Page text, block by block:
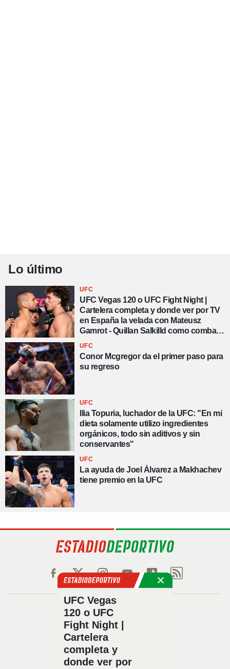
Lo último
UFC
UFC Vegas 120 o UFC Fight Night |
Cartelera completa y donde ver por TV
en España la velada con Mateusz
Gamrot - Quillan Salkilld como combate
UFC
Conor Mcgregor da el primer paso para
su regreso
UFC
Ilia Topuria, luchador de la UFC: "En mi
dieta solamente utilizo ingredientes
orgánicos, todo sin aditivos y sin
conservantes"
UFC
La ayuda de Joel Álvarez a Makhachev
tiene premio en la UFC
Política de privacidad
Política de cookies
Política Comercial
Aviso legal
Configuración de privacidad
UFC Vegas
120 o UFC
Fight Night |
Cartelera
completa y
donde ver por